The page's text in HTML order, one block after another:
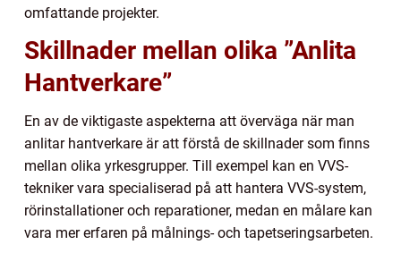
omfattande projekter.
Skillnader mellan olika ”Anlita
Hantverkare”
En av de viktigaste aspekterna att överväga när man
anlitar hantverkare är att förstå de skillnader som finns
mellan olika yrkesgrupper. Till exempel kan en VVS-
tekniker vara specialiserad på att hantera VVS-system,
rörinstallationer och reparationer, medan en målare kan
vara mer erfaren på målnings- och tapetseringsarbeten.